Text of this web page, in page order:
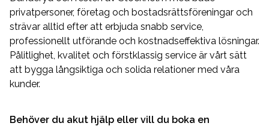
privatpersoner, företag och bostadsrättsföreningar och
strävar alltid efter att erbjuda snabb service,
professionellt utförande och kostnadseffektiva lösningar.
Pålitlighet, kvalitet och förstklassig service är vårt sätt
att bygga långsiktiga och solida relationer med våra
kunder.
Behöver du akut hjälp eller vill du boka en